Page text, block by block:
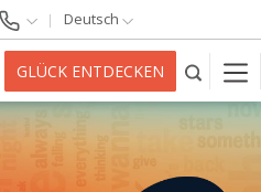
Deutsch
GLÜCK ENTDECKEN